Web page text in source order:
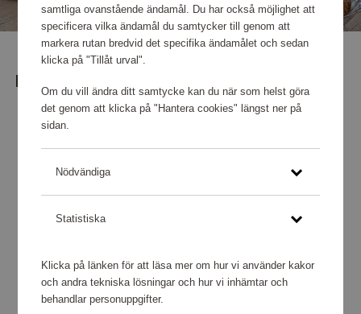
POPULÄRA PRODUKTER
samtliga ovanstående ändamål. Du har också möjlighet att
specificera vilka ändamål du samtycker till genom att
markera rutan bredvid det specifika ändamålet och sedan
klicka på "Tillåt urval".
Om du vill ändra ditt samtycke kan du när som helst göra
det genom att klicka på "Hantera cookies" längst ner på
sidan.
Nödvändiga
Statistiska
Klicka på länken för att läsa mer om hur vi använder kakor
och andra tekniska lösningar och hur vi inhämtar och
behandlar personuppgifter.